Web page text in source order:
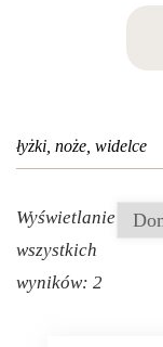
łyżki, noże, widelce
Wyświetlanie
wszystkich
wyników: 2